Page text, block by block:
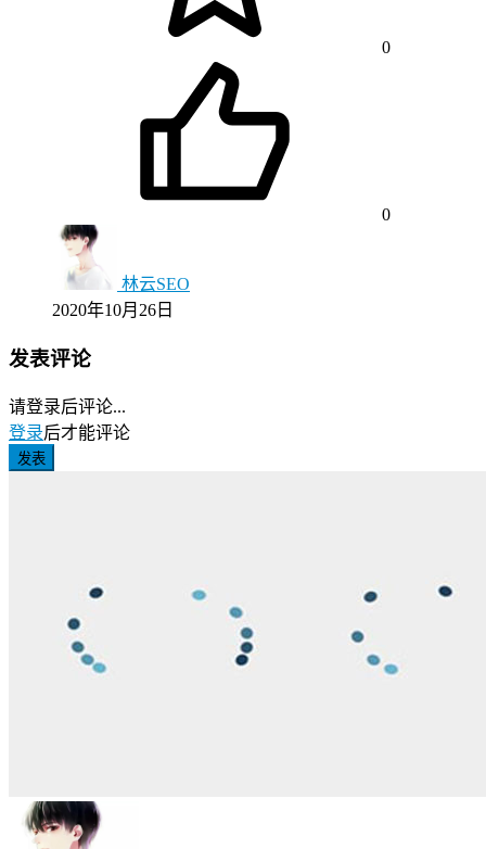
0
0
林云SEO
2020年10月26日
发表评论
请登录后评论...
登录后才能评论
发表